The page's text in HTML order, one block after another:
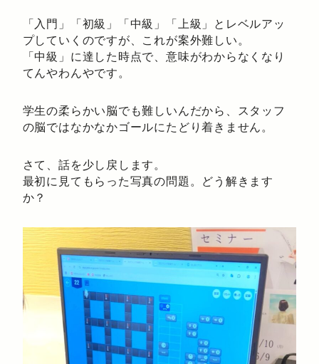
「入門」「初級」「中級」「上級」とレベルアッ
プしていくのですが、これが案外難しい。
「中級」に達した時点で、意味がわからなくなり
てんやわんやです。
学生の柔らかい脳でも難しいんだから、スタッフ
の脳ではなかなかゴールにたどり着きません。
さて、話を少し戻します。
最初に見てもらった写真の問題。どう解きます
か？